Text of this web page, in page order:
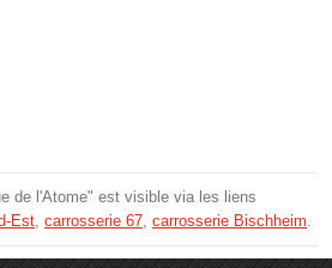
de l'Atome" est visible via les liens
Est carrosserie 67 carrosserie Bischheim